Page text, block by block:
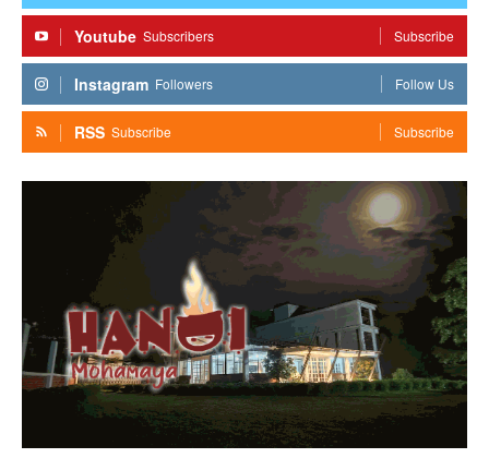
Youtube Subscribers Subscribe
Instagram Followers Follow Us
RSS Subscribe Subscribe